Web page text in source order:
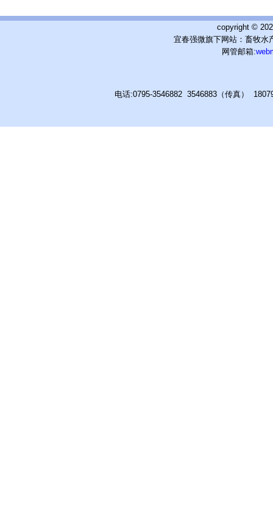
copyright ©
宜春强微旗下网站：畜牧水
网管邮箱:
电话:0795-3546882 3546883（传真）